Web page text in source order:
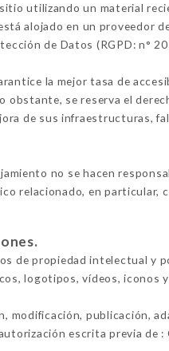
utilizando un material
alojado en un proveedor
de Datos (RGPD: n°
la mejor tasa de
obstante, se reserva el
de sus infraestructuras,
no se hacen
relacionado, en particular,
de propiedad intelectual y
logotipos, vídeos, iconos
modificación, publicación,
escrita previa de :